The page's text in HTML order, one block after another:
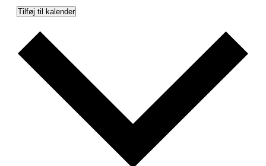
Tilføj til kalender